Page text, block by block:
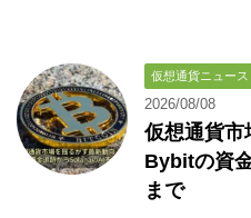
仮想通貨ニュース
2026/08/08
仮想通貨市
Bybitの資
まで